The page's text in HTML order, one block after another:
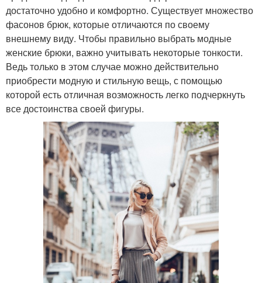
достаточно удобно и комфортно. Существует множество
фасонов брюк, которые отличаются по своему
внешнему виду. Чтобы правильно выбрать модные
женские брюки, важно учитывать некоторые тонкости.
Ведь только в этом случае можно действительно
приобрести модную и стильную вещь, с помощью
которой есть отличная возможность легко подчеркнуть
все достоинства своей фигуры.